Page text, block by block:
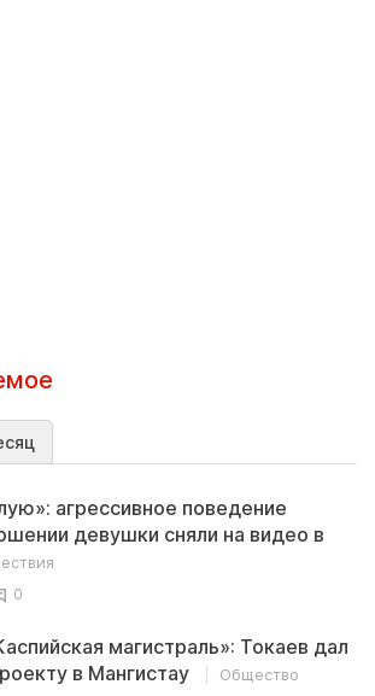
агрессивное поведение
девушки сняли на видео в
0
магистраль»: Токаев дал
в Мангистау
Общество